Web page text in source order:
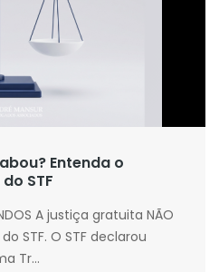
Entenda o
STF
A justiça gratuita NÃO
STF. O STF declarou
Tr...